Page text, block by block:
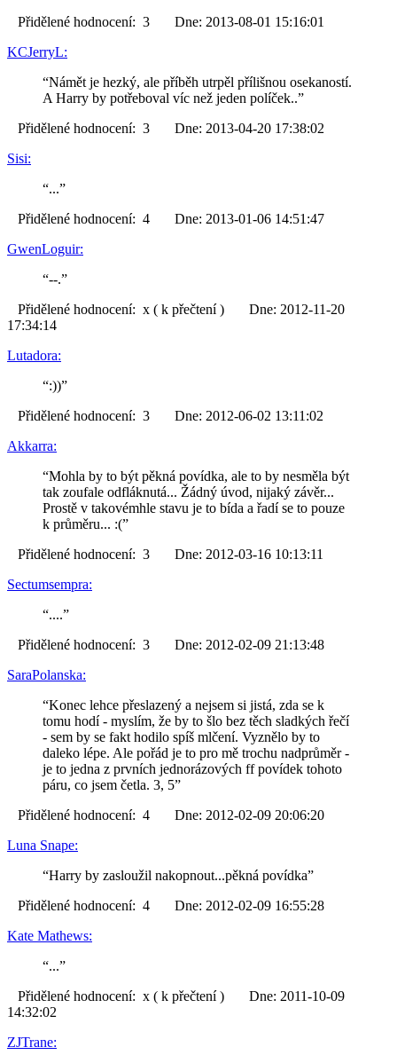
Přidělené hodnocení: 3 Dne: 2013-08-01 15:16:01
KCJerryL:
“Námět je hezký, ale příběh utrpěl přílišnou osekaností.
A Harry by potřeboval víc než jeden políček..”
Přidělené hodnocení: 3 Dne: 2013-04-20 17:38:02
Sisi:
“...”
Přidělené hodnocení: 4 Dne: 2013-01-06 14:51:47
GwenLoguir:
“--.”
Přidělené hodnocení: x ( k přečtení ) Dne: 2012-11-20
17:34:14
Lutadora:
“:))”
Přidělené hodnocení: 3 Dne: 2012-06-02 13:11:02
Akkarra:
“Mohla by to být pěkná povídka, ale to by nesměla být
tak zoufale odfláknutá... Žádný úvod, nijaký závěr...
Prostě v takovémhle stavu je to bída a řadí se to pouze
k průměru... :(”
Přidělené hodnocení: 3 Dne: 2012-03-16 10:13:11
Sectumsempra:
“....”
Přidělené hodnocení: 3 Dne: 2012-02-09 21:13:48
SaraPolanska:
“Konec lehce přeslazený a nejsem si jistá, zda se k
tomu hodí - myslím, že by to šlo bez těch sladkých řečí
- sem by se fakt hodilo spíš mlčení. Vyznělo by to
daleko lépe. Ale pořád je to pro mě trochu nadprůměr -
je to jedna z prvních jednorázových ff povídek tohoto
páru, co jsem četla. 3, 5”
Přidělené hodnocení: 4 Dne: 2012-02-09 20:06:20
Luna Snape:
“Harry by zasloužil nakopnout...pěkná povídka”
Přidělené hodnocení: 4 Dne: 2012-02-09 16:55:28
Kate Mathews:
“...”
Přidělené hodnocení: x ( k přečtení ) Dne: 2011-10-09
14:32:02
ZJTrane: